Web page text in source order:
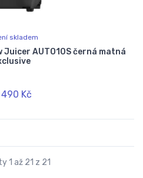
skladem
Juicer AUTO10S černá matná
Kč
1 až 21 z 21